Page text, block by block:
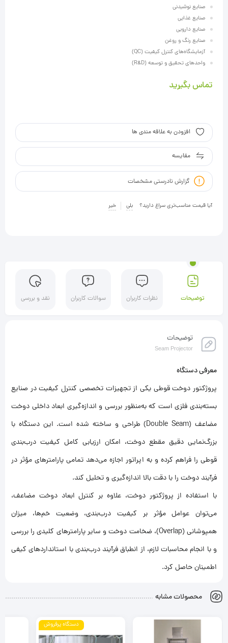
صنایع نوشیدنی
صنایع غذایی
صنایع دارویی
صنایع رنگ و روغن
آزمایشگاه‌های کنترل کیفیت (QC)
واحدهای تحقیق و توسعه (R&D)
تماس بگیرید
افزودن به علاقه مندی ها
مقایسه
گزارش نادرستی مشخصات
آیا قیمت مناسب‌تری سراغ دارید؟ بلی خیر
توضیحات نظرات کاربران سوالات کاربران نقد و بررسی
توضیحات
Seam Projector
معرفی دستگاه
پروژکتور دوخت قوطی یکی از تجهیزات تخصصی کنترل کیفیت در صنایع
بسته‌بندی فلزی است که به‌منظور بررسی و اندازه‌گیری ابعاد داخلی دوخت
مضاعف (Double Seam) طراحی و ساخته شده است. این دستگاه با
بزرگ‌نمایی دقیق مقطع دوخت، امکان ارزیابی کامل کیفیت درب‌بندی
قوطی را فراهم کرده و به اپراتور اجازه می‌دهد تمامی پارامترهای مؤثر در
فرآیند دوخت را با دقت بالا اندازه‌گیری و تحلیل کند.
با استفاده از پروژکتور دوخت، علاوه بر کنترل ابعاد دوخت مضاعف،
می‌توان عوامل مؤثر بر کیفیت درب‌بندی، وضعیت خم‌ها، میزان
همپوشانی (Overlap)، ضخامت دوخت و سایر پارامترهای کلیدی را بررسی
و با انجام محاسبات لازم، از انطباق فرآیند درب‌بندی با استانداردهای کیفی
اطمینان حاصل کرد.
محصولات مشابه
دستگاه پرفروش